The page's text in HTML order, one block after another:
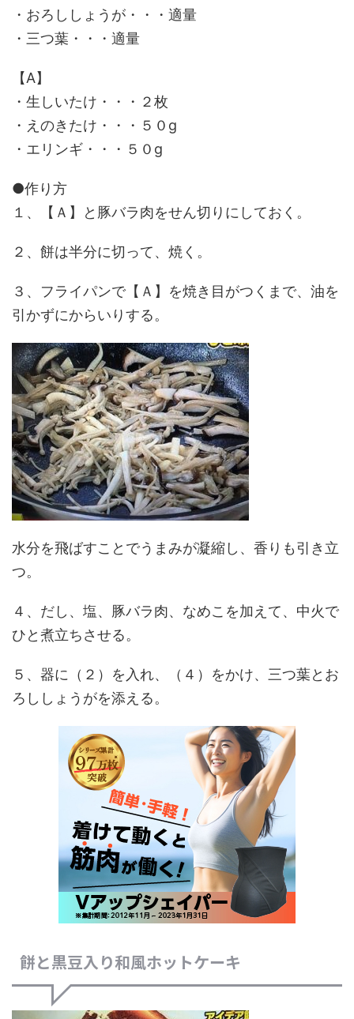
・おろししょうが・・・適量
・三つ葉・・・適量
【A】
・生しいたけ・・・２枚
・えのきたけ・・・５０g
・エリンギ・・・５０g
●作り方
１、【Ａ】と豚バラ肉をせん切りにしておく。
２、餅は半分に切って、焼く。
３、フライパンで【Ａ】を焼き目がつくまで、油を
引かずにからいりする。
水分を飛ばすことでうまみが凝縮し、香りも引き立
つ。
４、だし、塩、豚バラ肉、なめこを加えて、中火で
ひと煮立ちさせる。
５、器に（２）を入れ、（４）をかけ、三つ葉とお
ろししょうがを添える。
餅と黒豆入り和風ホットケーキ